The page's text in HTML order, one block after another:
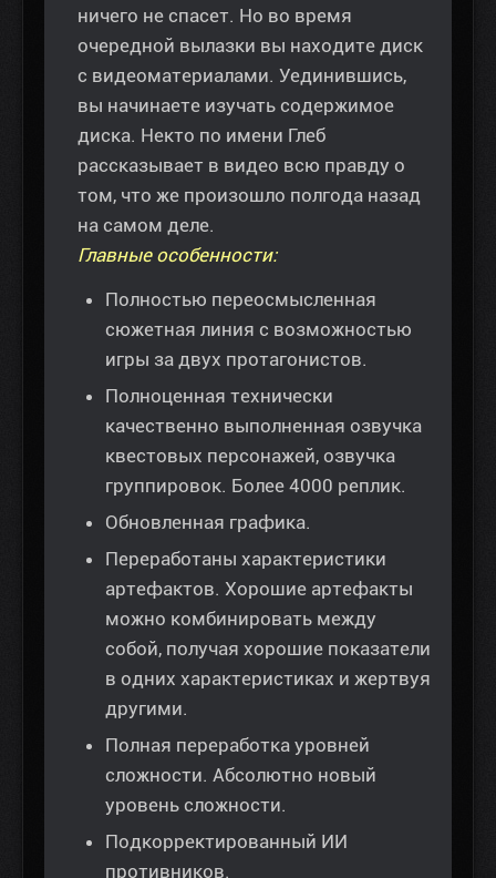
ничего не спасет. Но во время
очередной вылазки вы находите диск
с видеоматериалами. Уединившись,
вы начинаете изучать содержимое
диска. Некто по имени Глеб
рассказывает в видео всю правду о
том, что же произошло полгода назад
на самом деле.
Главные особенности:
Полностью переосмысленная
сюжетная линия с возможностью
игры за двух протагонистов.
Полноценная технически
качественно выполненная озвучка
квестовых персонажей, озвучка
группировок. Более 4000 реплик.
Обновленная графика.
Переработаны характеристики
артефактов. Хорошие артефакты
можно комбинировать между
собой, получая хорошие показатели
в одних характеристиках и жертвуя
другими.
Полная переработка уровней
сложности. Абсолютно новый
уровень сложности.
Подкорректированный ИИ
противников.